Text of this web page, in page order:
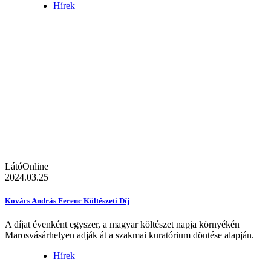
Hírek
LátóOnline
2024.03.25
Kovács András Ferenc Költészeti Díj
A díjat évenként egyszer, a magyar költészet napja környékén
Marosvásárhelyen adják át a szakmai kuratórium döntése alapján.
Hírek